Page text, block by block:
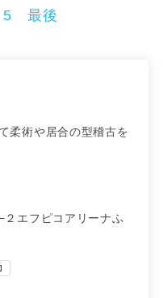
5 最後
柔術や居合の型稽古を
エフピコアリーナふ